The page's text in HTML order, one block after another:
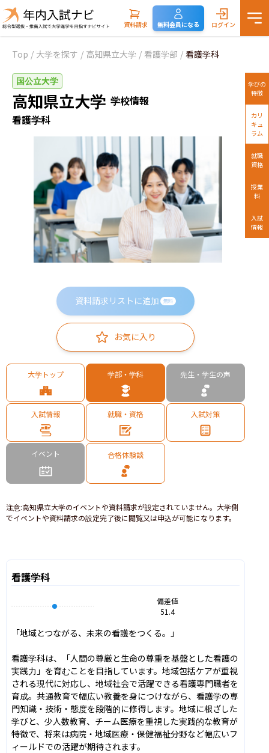
資料請求 無料会員になる ログイン
Top / 大学を探す / 高知県立大学 / 看護学部 / 看護学科
国公立大学
高知県立大学 学校情報
看護学科
資料請求リストに追加 無料
お気に入り
大学トップ 学部・学科 先生・学生の声
入試情報 就職・資格 入試対策
イベント 合格体験談
注意:高知県立大学のイベントや資料請求が設定されていません。大学側
でイベントや資料請求の設定完了後に閲覧又は申込が可能になります。
看護学科
偏差値
51.4
「地域とつながる、未来の看護をつくる。」
看護学科は、「人間の尊厳と生命の尊重を基盤とした看護の
実践力」を育むことを目指しています。地域包括ケアが重視
される現代に対応し、地域社会で活躍できる看護専門職者を
育成。共通教育で幅広い教養を身につけながら、看護学の専
門知識・技術・態度を段階的に修得します。地域に根ざした
学びと、少人数教育、チーム医療を重視した実践的な教育が
特徴で、将来は病院・地域医療・保健福祉分野など幅広いフ
ィールドでの活躍が期待されます。
学びの
特徴
カリ
キュ
ラム
就職
資格
授業
料
入試
情報